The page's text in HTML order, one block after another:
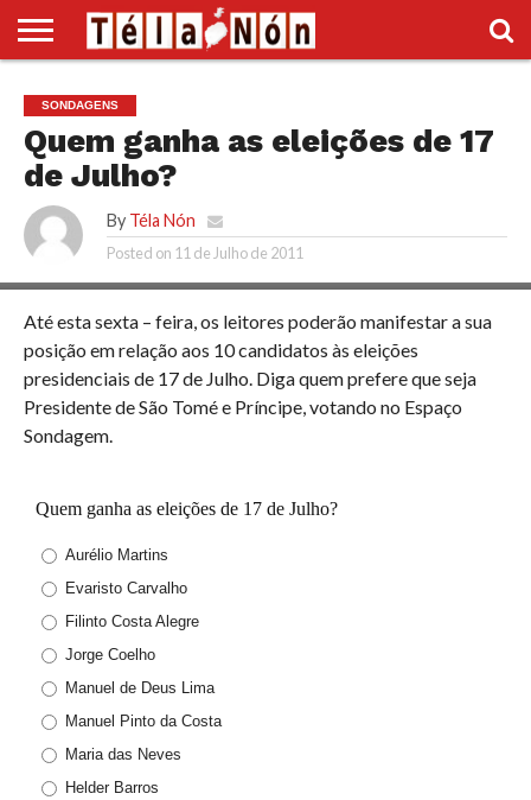
POLÍTICA
ECONOMIA
SOCIEDADE
CULTURA
DESPORTO
SUPLEMENTO
VÍDEOS
ANÚNCIOS
DIVERSOS
SONDAGENS
Quem ganha as eleições de 17
de Julho?
By Téla Nón
Posted on 11 de Julho de 2011
Até esta sexta – feira, os leitores poderão manifestar a sua
posição em relação aos 10 candidatos às eleições
presidenciais de 17 de Julho. Diga quem prefere que seja
Presidente de São Tomé e Príncipe, votando no Espaço
Sondagem.
Quem ganha as eleições de 17 de Julho?
Aurélio Martins
Evaristo Carvalho
Filinto Costa Alegre
Jorge Coelho
Manuel de Deus Lima
Manuel Pinto da Costa
Maria das Neves
Helder Barros